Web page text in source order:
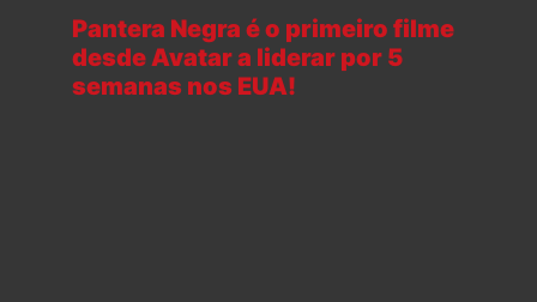
Pantera Negra é o primeiro filme
desde Avatar a liderar por 5
semanas nos EUA!